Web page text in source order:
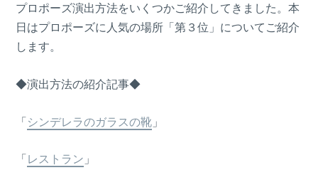
プロポーズ演出方法をいくつかご紹介してきました。本
日はプロポーズに人気の場所「第３位」についてご紹介
します。
◆演出方法の紹介記事◆
「シンデレラのガラスの靴 」
「レストラン 」